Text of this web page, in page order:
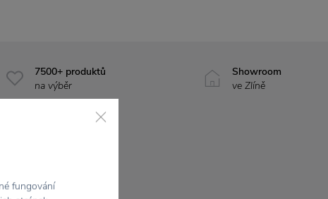
7500+ produktů
na výběr
Showroom
ve Zlíně
fungování